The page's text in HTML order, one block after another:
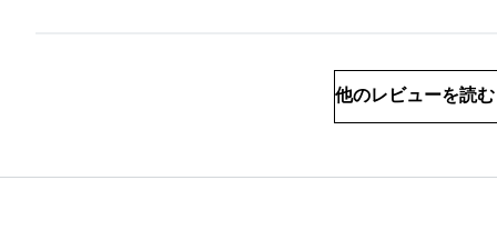
他のレビューを読む